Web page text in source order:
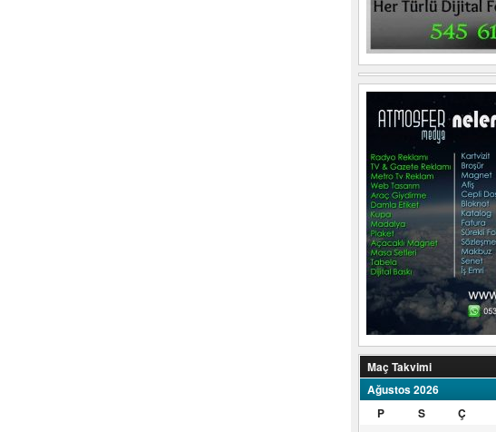
Maç Takvimi
Ağustos 2026
P
S Ç